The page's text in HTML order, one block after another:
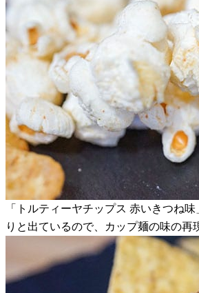
「トルティーヤチップス 赤いきつね
りと出ているので、カップ麺の味の再